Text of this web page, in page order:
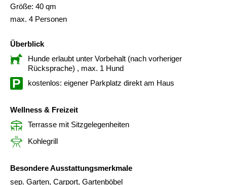
Größe: 40 qm
max. 4 Personen
Überblick
Hunde erlaubt unter Vorbehalt (nach vorheriger
Rücksprache) , max. 1 Hund
kostenlos: eigener Parkplatz direkt am Haus
Wellness & Freizeit
Terrasse mit Sitzgelegenheiten
Kohlegrill
Besondere Ausstattungsmerkmale
sep. Garten, Carport, Gartenböbel